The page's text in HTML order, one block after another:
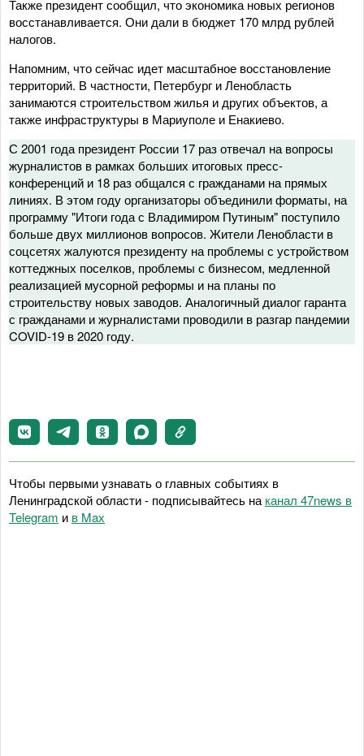
Также президент сообщил, что экономика новых регионов
восстанавливается. Они дали в бюджет 170 млрд рублей
налогов.
Напомним, что сейчас идет масштабное восстановление
территорий. В частности, Петербург и Ленобласть
занимаются строительством жилья и других объектов, а
также инфраструктуры в Мариуполе и Енакиево.
С 2001 года президент России 17 раз отвечал на вопросы
журналистов в рамках больших итоговых пресс-
конференций и 18 раз общался с гражданами на прямых
линиях. В этом году организаторы объединили форматы, на
программу "Итоги года с Владимиром Путиным" поступило
больше двух миллионов вопросов. Жители Ленобласти в
соцсетях жалуются президенту на проблемы с устройством
коттеджных поселков, проблемы с бизнесом, медленной
реализацией мусорной реформы и на планы по
строительству новых заводов. Аналогичный диалог гаранта
с гражданами и журналистами проводили в разгар пандемии
COVID-19 в 2020 году.
Чтобы первыми узнавать о главных событиях в
Ленинградской области - подписывайтесь на канал 47news в
Telegram и в Maх